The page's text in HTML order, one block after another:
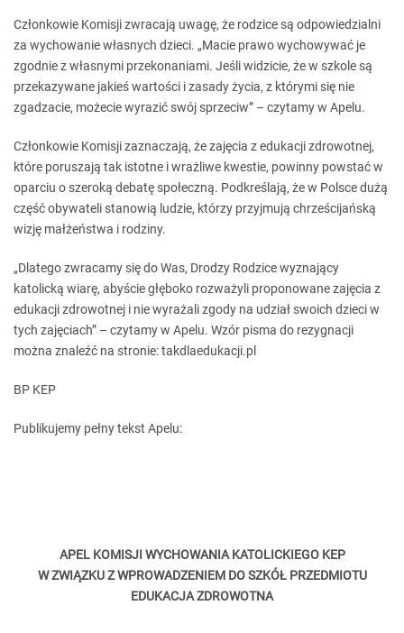
Członkowie Komisji zwracają uwagę, że rodzice są odpowiedzialni
za wychowanie własnych dzieci. „Macie prawo wychowywać je
zgodnie z własnymi przekonaniami. Jeśli widzicie, że w szkole są
przekazywane jakieś wartości i zasady życia, z którymi się nie
zgadzacie, możecie wyrazić swój sprzeciw” – czytamy w Apelu.
Członkowie Komisji zaznaczają, że zajęcia z edukacji zdrowotnej,
które poruszają tak istotne i wrażliwe kwestie, powinny powstać w
oparciu o szeroką debatę społeczną. Podkreślają, że w Polsce dużą
część obywateli stanowią ludzie, którzy przyjmują chrześcijańską
wizję małżeństwa i rodziny.
„Dlatego zwracamy się do Was, Drodzy Rodzice wyznający
katolicką wiarę, abyście głęboko rozważyli proponowane zajęcia z
edukacji zdrowotnej i nie wyrażali zgody na udział swoich dzieci w
tych zajęciach” – czytamy w Apelu. Wzór pisma do rezygnacji
można znaleźć na stronie: takdlaedukacji.pl
BP KEP
Publikujemy pełny tekst Apelu:
APEL KOMISJI WYCHOWANIA KATOLICKIEGO KEP
W ZWIĄZKU Z WPROWADZENIEM DO SZKÓŁ PRZEDMIOTU
EDUKACJA ZDROWOTNA